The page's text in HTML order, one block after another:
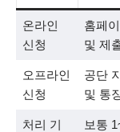
온라인
신청
홈페
및 제
오프라인
신청
공단
및 통
처리 기
보통